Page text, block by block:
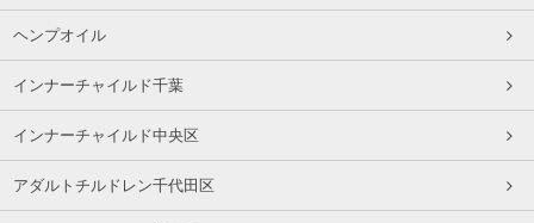
ヘンプオイル
インナーチャイルド千葉
インナーチャイルド中央区
アダルトチルドレン千代田区